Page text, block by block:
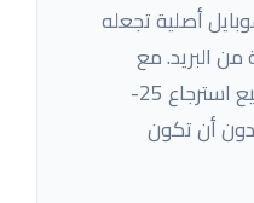
أصلية تجعله
من البريد. مع
التخصيص الذكي، تستطيع استرجاع 25-
أن تكون